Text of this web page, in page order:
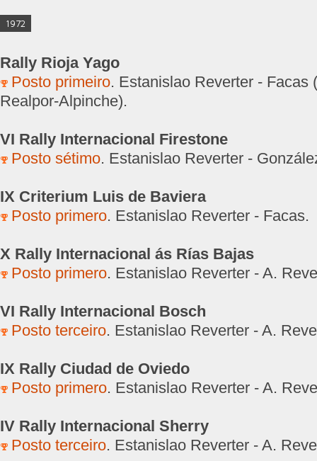
1972
Rally Rioja Yago
Posto primeiro. Estanislao Reverter - Facas
Realpor-Alpinche).
VI Rally Internacional Firestone
Posto sétimo. Estanislao Reverter -
IX Criterium Luis de Baviera
Posto primero. Estanislao Reverter - Facas.
X Rally Internacional ás Rías Bajas
Posto primero. Estanislao Reverter - A.
VI Rally Internacional Bosch
Posto terceiro. Estanislao Reverter - A.
IX Rally Ciudad de Oviedo
Posto primero. Estanislao Reverter - A.
IV Rally Internacional Sherry
Posto terceiro. Estanislao Reverter - A.